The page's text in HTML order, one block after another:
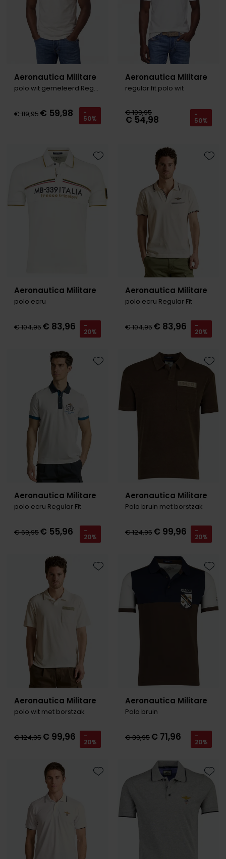
Aeronautica Militare
polo wit gemeleerd Regular Fit katoen
€ 119,95€ 59,98 -
50%
Aeronautica Militare
regular fit polo wit
€ 109,95
€ 54,98 -
50%
Aeronautica Militare
polo ecru
€ 104,95€ 83,96 -
20%
Toevoegen aan favorieten
Aeronautica Militare
polo ecru Regular Fit
€ 104,95€ 83,96 -
20%
Aeronautica Militare
polo ecru Regular Fit
€ 69,95€ 55,96 -
20%
Toevoegen aan favorieten
Aeronautica Militare
Polo bruin met borstzak
€ 124,95€ 99,96 -
20%
Aeronautica Militare
polo wit met borstzak
€ 124,95€ 99,96 -
20%
Toevoegen aan favorieten
Aeronautica Militare
Polo bruin
€ 89,95€ 71,96 -
20%
Toevoegen aan favorieten